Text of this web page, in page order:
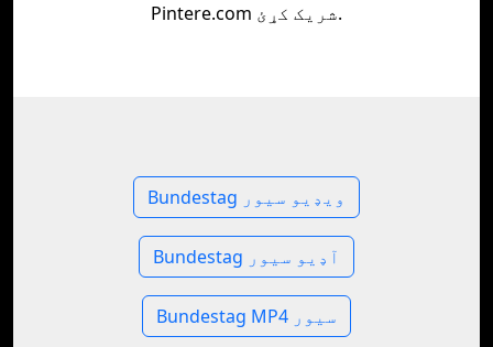
Pintere.com شریک کړئ.
Bundestag ویډیو سیور
Bundestag آډیو سیور
Bundestag MP4 سیور